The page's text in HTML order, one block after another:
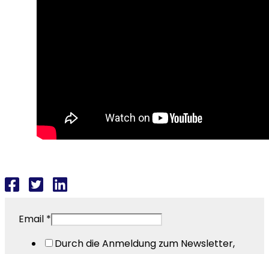
Email *
Durch die Anmeldung zum Newsletter,